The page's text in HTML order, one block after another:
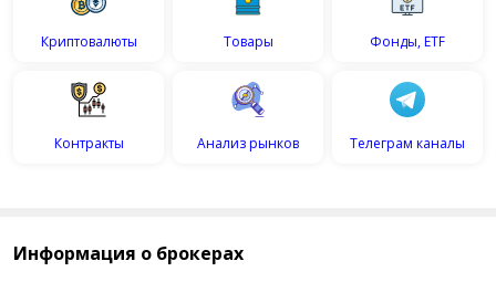
Криптовалюты Товары Фонды, ETF
Контракты Анализ рынков Телеграм каналы
Информация о брокерах